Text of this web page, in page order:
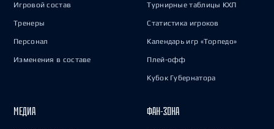
Игровой состав
Тренеры
Персонал
Изменения в составе
Турнирные таблицы КХЛ
Статистика игроков
Календарь игр «Торпедо»
Плей-офф
Кубок Губернатора
МЕДИА ФАН-ЗОНА